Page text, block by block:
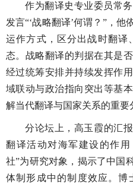
作为翻译史专业委员常
发言“‘战略翻译’何谓？”，
运作方式，区分出战时翻译
态。战略翻译的判据在其是
经过统筹安排并持续发挥作
域联动与政治指向突出等基
解当代翻译与国家关系的重要
分论坛上，高玉霞的汇
翻译活动对海军建设的作
社”为研究对象，揭示了中国
体制形成中的制度效应。博